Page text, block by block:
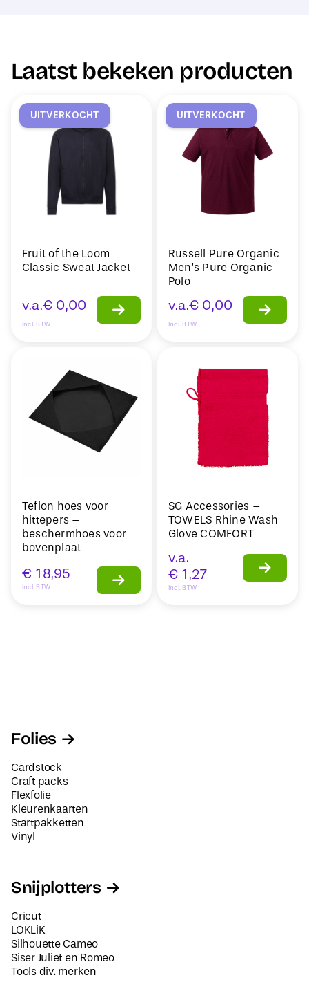
Laatst bekeken producten
UITVERKOCHT
Fruit of the Loom
Classic Sweat Jacket
v.a.€ 0,00
Incl. BTW
UITVERKOCHT
Russell Pure Organic
Men’s Pure Organic
Polo
v.a.€ 0,00
Incl. BTW
Teflon hoes voor
hittepers –
beschermhoes voor
bovenplaat
€ 18,95
Incl. BTW
SG Accessories –
TOWELS Rhine Wash
Glove COMFORT
v.a.
€ 1,27
Incl. BTW
Folies
Cardstock
Craft packs
Flexfolie
Kleurenkaarten
Startpakketten
Vinyl
Snijplotters
Cricut
LOKLiK
Silhouette Cameo
Siser Juliet en Romeo
Tools div. merken